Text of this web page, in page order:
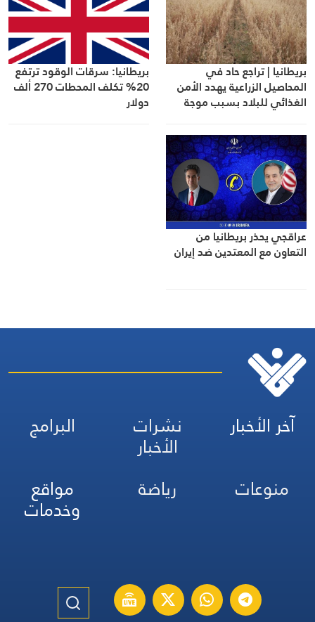
بريطانيا | تراجع حاد في
المحاصيل الزراعية يهدد الأمن
الغذائي للبلاد بسبب موجة
بريطانيا: سرقات الوقود ترتفع
20% تكلف المحطات 270 ألف
دولار
عراقجي يحذر بريطانيا من
التعاون مع المعتدين ضد إيران
آخر الأخبار نشرات
الأخبار
البرامج
منوعات
رياضة مواقع
وخدمات